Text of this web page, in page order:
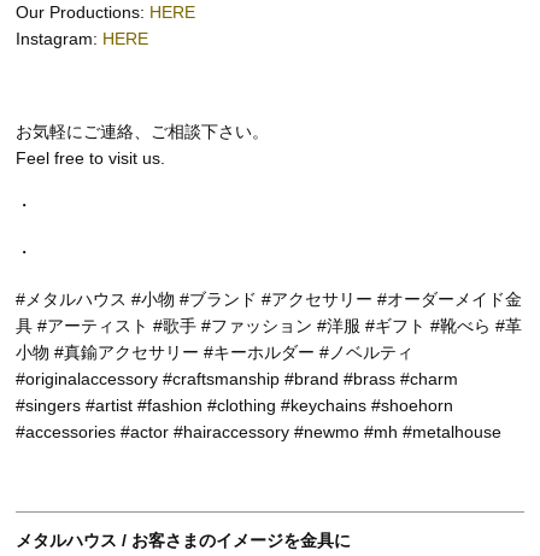
Our Productions: HERE
Instagram: HERE
お気軽にご連絡、ご相談下さい。
Feel free to visit us.
・
・
#メタルハウス #小物 #ブランド #アクセサリー #オーダーメイド金
具 #アーティスト #歌手 #ファッション #洋服 #ギフト #靴べら #革
小物 #真鍮アクセサリー #キーホルダー #ノベルティ
#originalaccessory #craftsmanship #brand #brass #charm
#singers #artist #fashion #clothing #keychains #shoehorn
#accessories #actor #hairaccessory #newmo #mh #metalhouse
メタルハウス / お客さまのイメージを金具に